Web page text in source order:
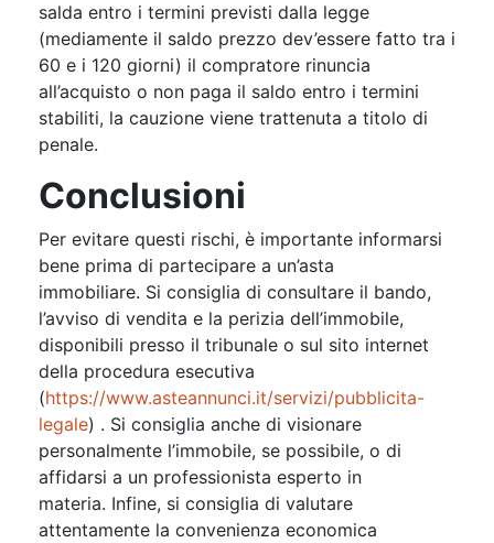
salda entro i termini previsti dalla legge
(mediamente il saldo prezzo dev’essere fatto tra i
60 e i 120 giorni) il compratore rinuncia
all’acquisto o non paga il saldo entro i termini
stabiliti, la cauzione viene trattenuta a titolo di
penale.
Conclusioni
Per evitare questi rischi, è importante informarsi
bene prima di partecipare a un’asta
immobiliare. Si consiglia di consultare il bando,
l’avviso di vendita e la perizia dell’immobile,
disponibili presso il tribunale o sul sito internet
della procedura esecutiva
(https://www.asteannunci.it/servizi/pubblicita-
legale) . Si consiglia anche di visionare
personalmente l’immobile, se possibile, o di
affidarsi a un professionista esperto in
materia. Infine, si consiglia di valutare
attentamente la convenienza economica